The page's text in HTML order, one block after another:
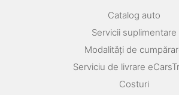
Catalog auto
Servicii suplimentare
Modalități de
Serviciu de livrare
Costuri